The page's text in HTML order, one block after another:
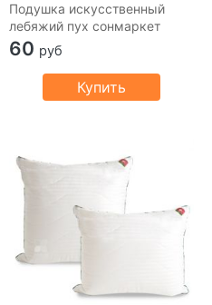
Подушка искусственный
лебяжий пух сонмаркет
60 руб
Купить